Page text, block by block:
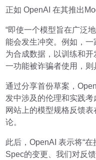
正如 OpenAI 在其推出
“即使一个模型旨在广泛
能会发生冲突。例如，
为合成数据，以训练和
一功能被诈骗者使用，则
通过分享首份草案，
发中涉及的伦理和实践考
网站上的模型规格反馈
论。
此后，OpenAI 表示将“
Spec的变更、我们对反